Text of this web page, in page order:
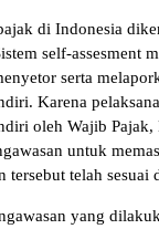
di Indonesia
self-assesment
serta
Karena
oleh Wajib Pajak,
untuk
tersebut telah sesuai
yang